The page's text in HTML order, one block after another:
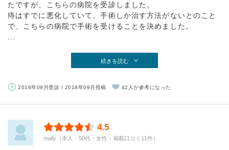
たですが、こちらの病院を受診しました。
痔はすでに悪化していて、手術しか治す方法がないとのこと
で、こちらの病院で手術を受けることを決めました。
続きを読む
2018年09月受診 / 2018年09月投稿 42人が参考になった
4.5
mally（本人・50代・女性・掲載口コミ11件）